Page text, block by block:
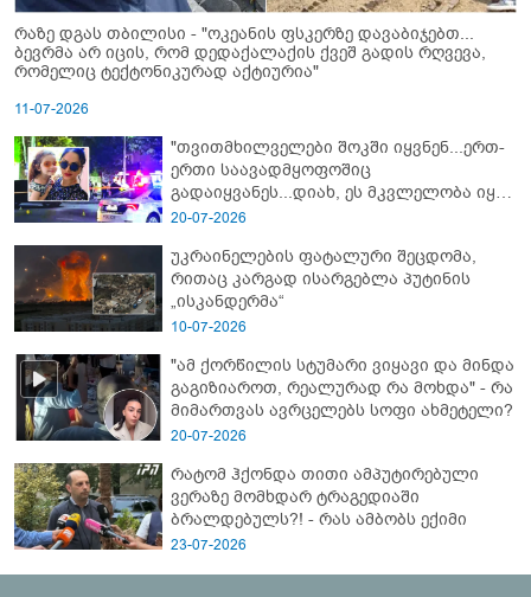
რაზე დგას თბილისი - "ოკეანის ფსკერზე დავაბიჯებთ...
ბევრმა არ იცის, რომ დედაქალაქის ქვეშ გადის რღვევა,
რომელიც ტექტონიკურად აქტიურია"
11-07-2026
"თვითმხილველები შოკში იყვნენ...ერთ-
ერთი საავადმყოფოშიც
გადაიყვანეს...დიახ, ეს მკვლელობა იყო"
- გორში დატრიალებული ტრაგედიის
20-07-2026
უკრაინელების ფატალური შეცდომა,
რითაც კარგად ისარგებლა პუტინის
„ისკანდერმა“
10-07-2026
"ამ ქორწილის სტუმარი ვიყავი და მინდა
გაგიზიაროთ, რეალურად რა მოხდა" - რა
მიმართვას ავრცელებს სოფი ახმეტელი?
20-07-2026
რატომ ჰქონდა თითი ამპუტირებული
ვერაზე მომხდარ ტრაგედიაში
ბრალდებულს?! - რას ამბობს ექიმი
23-07-2026